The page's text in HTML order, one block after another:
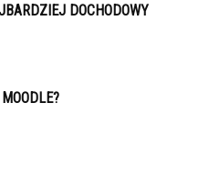
DOCHODOWY